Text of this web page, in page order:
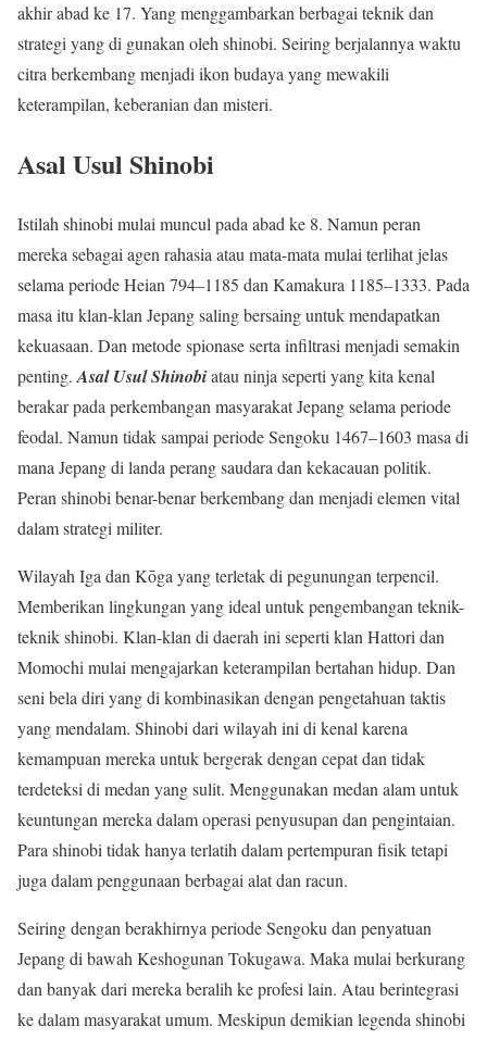
akhir abad ke 17. Yang menggambarkan berbagai teknik dan
strategi yang di gunakan oleh shinobi. Seiring berjalannya waktu
citra berkembang menjadi ikon budaya yang mewakili
keterampilan, keberanian dan misteri.
Asal Usul Shinobi
Istilah shinobi mulai muncul pada abad ke 8. Namun peran
mereka sebagai agen rahasia atau mata-mata mulai terlihat jelas
selama periode Heian 794–1185 dan Kamakura 1185–1333. Pada
masa itu klan-klan Jepang saling bersaing untuk mendapatkan
kekuasaan. Dan metode spionase serta infiltrasi menjadi semakin
penting.Asal Usul Shinobiatau ninja seperti yang kita kenal
berakar pada perkembangan masyarakat Jepang selama periode
feodal. Namun tidak sampai periode Sengoku 1467–1603 masa di
mana Jepang di landa perang saudara dan kekacauan politik.
Peran shinobi benar-benar berkembang dan menjadi elemen vital
dalam strategi militer.
Wilayah Iga dan Kōga yang terletak di pegunungan terpencil.
Memberikan lingkungan yang ideal untuk pengembangan teknik-
teknik shinobi. Klan-klan di daerah ini seperti klan Hattori dan
Momochi mulai mengajarkan keterampilan bertahan hidup. Dan
seni bela diri yang di kombinasikan dengan pengetahuan taktis
yang mendalam. Shinobi dari wilayah ini di kenal karena
kemampuan mereka untuk bergerak dengan cepat dan tidak
terdeteksi di medan yang sulit. Menggunakan medan alam untuk
keuntungan mereka dalam operasi penyusupan dan pengintaian.
Para shinobi tidak hanya terlatih dalam pertempuran fisik tetapi
juga dalam penggunaan berbagai alat dan racun.
Seiring dengan berakhirnya periode Sengoku dan penyatuan
Jepang di bawah Keshogunan Tokugawa. Maka mulai berkurang
dan banyak dari mereka beralih ke profesi lain. Atau berintegrasi
ke dalam masyarakat umum. Meskipun demikian legenda shinobi